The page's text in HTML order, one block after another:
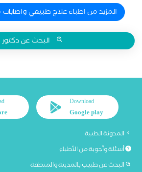
المزيد من اطباء علاج طبيعي
البحث عن دكتور
Download
Google play
المدونة الطبية
أسئلة وأجوبة من الأطباء
البحث عن طبيب بالمدينة والمنطقة